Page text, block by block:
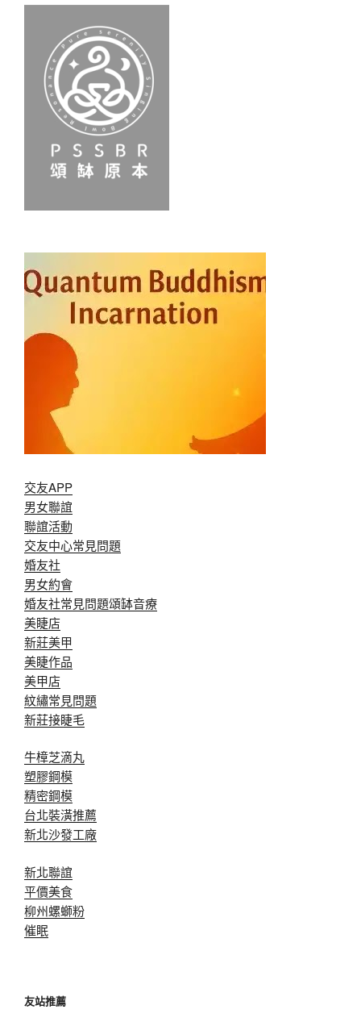
交友APP
男女聯誼
聯誼活動
交友中心常見問題
婚友社
男女約會
婚友社常見問題頌缽音療
美睫店
新莊美甲
美睫作品
美甲店
紋繡常見問題
新莊接睫毛
牛樟芝滴丸
塑膠鋼模
精密鋼模
台北裝潢推薦
新北沙發工廠
新北聯誼
平價美食
柳州螺螄粉
催眠
友站推薦